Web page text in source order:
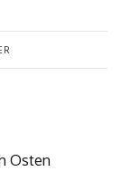
Osten